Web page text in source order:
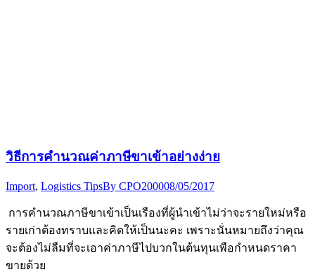
วิธีการคำนวณค่าภาษีขาเข้าอย่างง่าย
Import, Logistics TipsBy CPO200008/05/2017
การคำนวณภาษีขาเข้าเป็นเรืองที่ผู้นำเข้าไม่ว่าจะรายใหม่หรือ
รายเก่าต้องทราบและคิดให้เป็นนะคะ เพราะนั่นหมายถึงว่าคุณ
จะต้องไม่ลืมที่จะเอาค่าภาษีไปบวกในต้นทุนเพือกำหนดราคา
ขายด้วย